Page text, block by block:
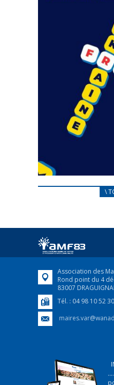
CARNET
Afin d’accompagner
FEUILLETER
\
Association des
Rond point du 4
83007
Tél. : 04 98 10 52